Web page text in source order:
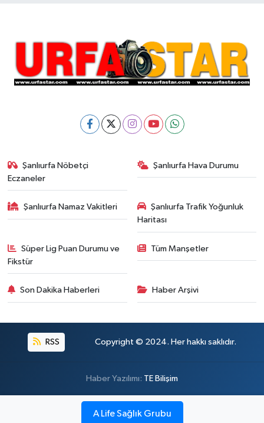
Şanlıurfa Nöbetçi
Eczaneler
Şanlıurfa Hava Durumu
Şanlıurfa Namaz Vakitleri
Şanlıurfa Trafik Yoğunluk
Haritası
Süper Lig Puan Durumu ve
Fikstür
Tüm Manşetler
Son Dakika Haberleri Haber Arşivi
RSS Copyright © 2024. Her hakkı saklıdır.
Haber Yazılımı: TE Bilişim
A Life Sağlık Grubu